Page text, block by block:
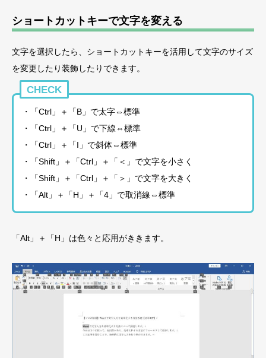
ショートカットキーで文字を変える
文字を選択したら、ショートカットキーを活用して文字のサイズ
を変更したり装飾したりできます。
CHECK
・「Ctrl」＋「B」で太字⇔標準
・「Ctrl」＋「U」で下線⇔標準
・「Ctrl」＋「I」で斜体⇔標準
・「Shift」＋「Ctrl」＋「＜」で文字を小さく
・「Shift」＋「Ctrl」＋「＞」で文字を大きく
・「Alt」＋「H」＋「4」で取消線⇔標準
「Alt」＋「H」は色々と応用がききます。